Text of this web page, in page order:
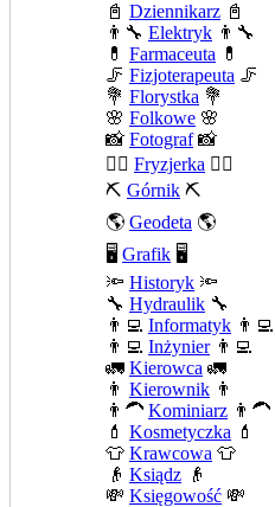
📓 Dziennikarz 📓
👨‍🔧 Elektryk 👨‍🔧
💊 Farmaceuta 💊
🦵 Fizjoterapeuta 🦵
💐 Florystka 💐
🌸 Folkowe 🌸
📸 Fotograf📸
💇‍♀️ Fryzjerka 💇‍♀️
⛏️ Górnik ⛏️
🌎 Geodeta 🌎
🖥️ Grafik 🖥️
🔦 Historyk 🔦
🔧 Hydraulik 🔧
👨‍💻 Informatyk 👨‍💻
👨‍💻 Inżynier👨‍💻
🚛 Kierowca 🚛
👨 Kierownik 👨
👨‍🦱 Kominiarz 👨‍🦱
💄 Kosmetyczka 💄
👕 Krawcowa 👕
👴 Ksiądz 👴
💸 Księgowość 💸